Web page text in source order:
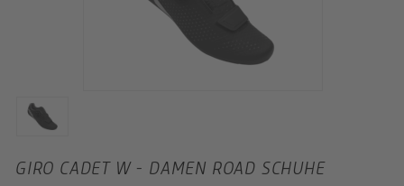
GIRO CADET W - DAMEN ROAD SCHUHE